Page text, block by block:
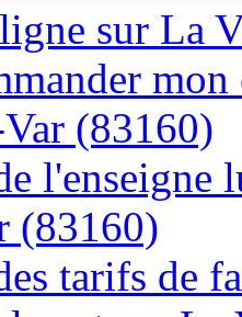
sur La
(83160)
l'enseigne
(83160)
tarifs de